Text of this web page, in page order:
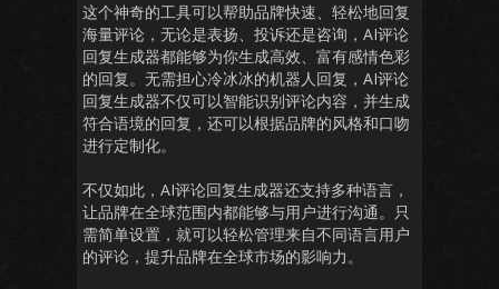
这个神奇的工具可以帮助品牌快速、轻松地回复
海量评论，无论是表扬、投诉还是咨询，AI评论
回复生成器都能够为你生成高效、富有感情色彩
的回复。无需担心冷冰冰的机器人回复，AI评论
回复生成器不仅可以智能识别评论内容，并生成
符合语境的回复，还可以根据品牌的风格和口吻
进行定制化。
不仅如此，AI评论回复生成器还支持多种语言，
让品牌在全球范围内都能够与用户进行沟通。只
需简单设置，就可以轻松管理来自不同语言用户
的评论，提升品牌在全球市场的影响力。